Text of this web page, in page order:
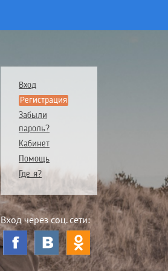
Вход
Регистрация
Забыли
пароль?
Кабинет
Помощь
Где я?
Вход через соц. сети: